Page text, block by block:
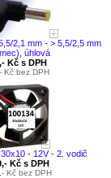
2,1 mm - > 5,5/2,5 mm
úhlová
Kč s DPH
Kč bez DPH
- 12V - 2. vodič
Kč s DPH
Kč bez DPH